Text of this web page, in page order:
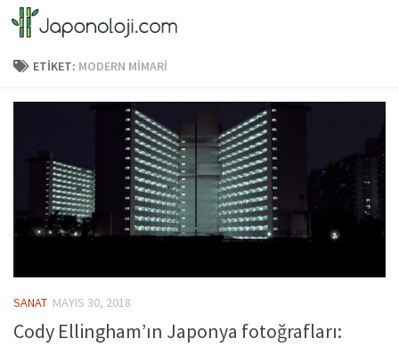
Skip to content
ETIKET: MODERN MIMARI
SANAT MAYIS 30, 2018
Cody Ellingham’ın Japonya fotoğrafları: